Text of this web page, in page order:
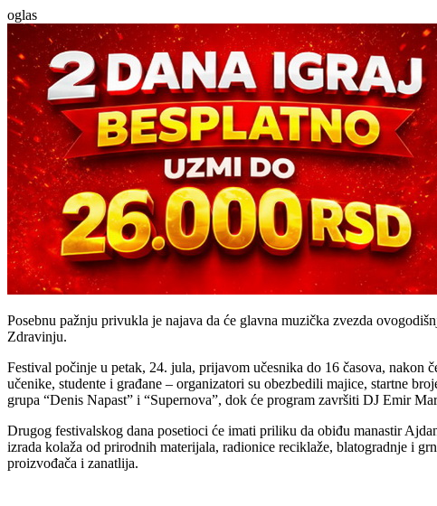
oglas
Posebnu pažnju privukla je najava da će glavna muzička zvezda
Zdravinju.
Festival počinje u petak, 24. jula, prijavom učesnika do 16 časova, nakon
učenike, studente i građane – organizatori su obezbedili majice, startne
grupa “Denis Napast” i “Supernova”, dok će program završiti DJ Emir
Drugog festivalskog dana posetioci će imati priliku da obiđu manastir
izrada kolaža od prirodnih materijala, radionice reciklaže, blatogradnje i
proizvođača i zanatlija.